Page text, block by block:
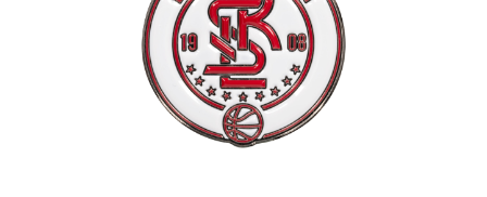
Akcesoria i gadżety